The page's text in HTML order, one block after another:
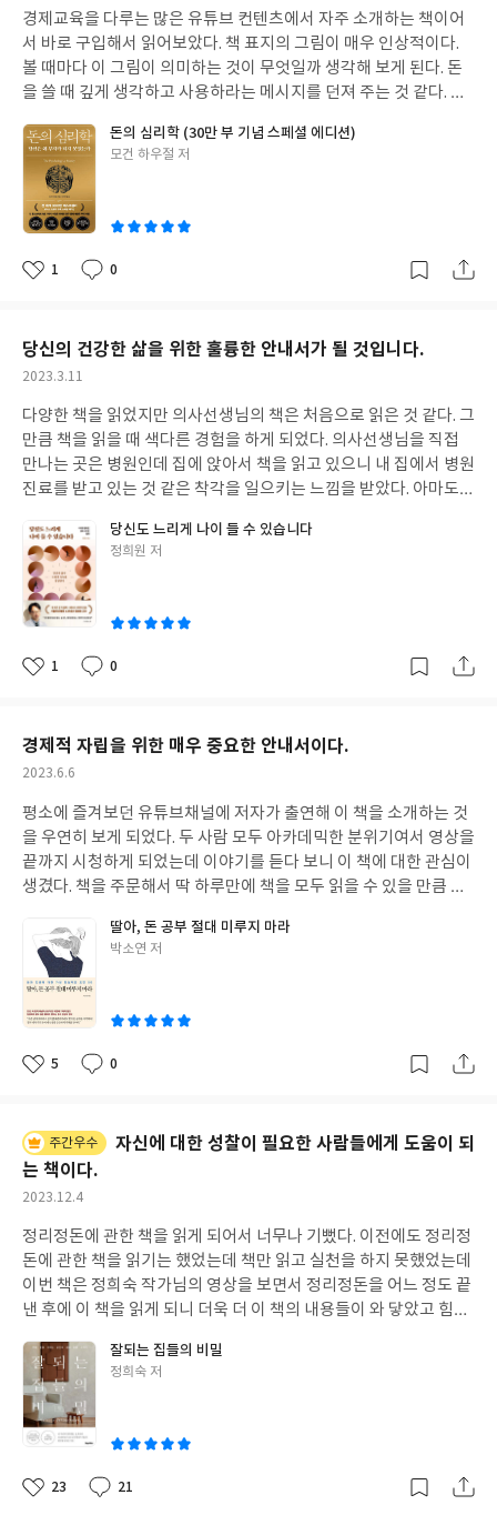
무엇보다 그 이전 세대보다는 현실적인 문제에 보다 더 정확하게 눈
을 뜨고 계산을 하고 있었던 것이다. 그도 그럴것이 이 세대가 자라
던 어린 시절은 우리나라의 자본주의가 자리를 잡고 있었던 바로 그
시기였기 때문에, 특히나 IMF에 청소년기를 보냈기 때문에 그 어느
때보다 경제적 측면에 대한 이해가 그 어떤 세대보다 중요한 요건이
었던 것이다. 이 책의 공저자 서현주 작가님이 교대를 다니던 시절인
2005년은 교대와 교사의 인기가 가장 절정이던 시기였고 그 이유는
이 책에도 나와있듯이 IMF이후 안정적인 직장으로 공무원과 특히,
여자에게는 교사라는 직업이 가장 각광을 받을 때이다. 이 무렵 대학
해오면서 계속해서 직장생활을 할 수 있었던 것은 '여자가 하기 좋
니던 시절 적성에 맞지 않아서 휴학했던 2년이 어쩌면 큰 도움이 된
것일 수도 있다. 아무리 생각해도 전교과를 다 다루어야 할 초등교사
나 심해서 이 직업이 나에게 맞는 것인지 심각하게 고민을 했던 시절
이었다. 지금이야 예체능 전담교사도 있고 디지털 수업자료나 에듀
테크 플랫폼이 너무나 일반화되었지만 그 시절은 인터넷이 없던 90
년대였다. 내가 근무한 26년을 쭉 되돌아보면 분명 교사라는 직업은
선망의 직업이었지만 지금은 그렇지 않다는 생각이 든다. 특히나,
후배 교사들을 보면 그들이 왜 힘들어 하는지 충분히 이해가 가기 때
문에 더 안타까울 뿐이다. 교직을 떠나는 '의원면직' 컨텐츠를 보면
교직이 더 이상 안전하지 않다고 인식하기 시작했다는 것이다. 교사
의 많은 업무중에서도 '돌봄'영역이 특히 부각되면서 수요자중심의
내리고 있다고 많은 사람들은 진단하고 있다. 이 책에서도 언급되었
부가가치가 높고 인간적인 고효율의 노동이이라고 말할 수 있다. 현
모님이든, 자식이든, 그 누구든 그 일을 천한 일이라고 생각할 수는
없을 것이다. 특히, 고령화사회에 접어든 오늘날, 돌봄의 문제와 돌
봄노동이 얼마나 소중하고 가치있는 일인지 누구나 다 이해할 수 있
는 일이다. 또한, 자본주의 사회에 걸맞지 않은 월급때문에 더이상
젊은 선생님들에게는 절대 간과할 수 없는 매우 중요한 문제라는 것
을 나도 안다. 절대적인 부족도 있지만 이 문제는 아마도 주변 사람
들과 비교했을 때 느껴지는 상대적 박탈감도 매우 클 것이다. 다른
직종에 있는 친한 친구들과 비교했을 때 느껴지는 허무함과 초라함
을 그저 인내하고 버티라고 감히 말할 수 없는 게 요즘 현실이다. 이
책을 끝까지 다 읽으며 든 느낌은 한 편의 무거운 사회적 이슈를 다
룬 탐사보도 프로그램 끝까지 다 본 그런 느낌이었다. 실제로 이 책
다. 서울에서 제주까지, 전국방방곡에서 열심히 살고 있는 여성들의
일상을 화면으로 본 듯하고 그들의 깊은 내면에 들어갔다 나온 느낌
이다. 심지어 각 개인의 과거부터 현재까지의 서사는 너무나 훌륭했
고 덕분에 나 자신도 나의 서사를 가만히 생각해보는 계기가 되었다.
여기에서 빠질 수 없는 것은 피, 땀, 눈물...이 시대를 살아가는 여성
들의 한 편의 분투기처럼 느껴졌다. 이제 난 어느새 50대 교사가 되
었고, 이제 30년차를 바라보는 워킹맘이다. 언제가부터 고령화와
은퇴와 연금에 관심을 가지게 되었고 우리나라의 잘못된 노후문제
힘들어 하는 후배교사들이 좀 더 힘을 냈으면 좋겠고 자신의 진로 탐
색에 좀 더 세심하게 접근할 수 있도록 사회시스템이 바뀌어야 한다
고 생각한다. 그 누구의 권유도 아닌 나 자신이 스스로 공부하고 선
택하는 삶을 사는 진정한 '자립'의 삶을 살아갈 때 모든 사람은 행복
할 수 있기 때문이다. 참고로, 초등학교 5~6학년 <실과> 교과가 지
우리는 '자립'을 위해 누군가의 돌봄을 받고 성장하고 공부를 하고
비한 후 정신을 차린 후 독하게 마음먹고 재테크에 성공한 후 경험담
을 글로 쓰기도 하는데 <할미언니>는 그런 시행착오를 거치지 않고
똑바로 정신을 차리고 '돈 공부'에 매진하여, 올림픽에서 금메달을
딴 10대 메달리스트처럼 누구보다 일찍 자산 형성의 괘도에 올랐다
서, 이 책을 많은 사람들이 읽었으면 좋겠다. 특히 20대, 30대 젊은
이들이 많이 읽었으면 좋겠다는 생각이 들었다. 이 책에 나와있는 수
많은 '돈공부'와 관련한 내용들을 초, 중, 고 학생들이 학교에서 배
우고 공부해서 사회에 나온다면 '젊은이들이 혼란에 빠지거나 돈 때
문에 큰 고통을 당하지 않아도 될텐데' 라는 생각을 해 보게 되었다.
작년에 내가 읽었던 책 중에서 '오십부터는 노후 걱정 없이 살아야
한다' 라는 책이 있었다. 책 제목을 보면서 아차! 하는 마음에 많이
어야 한다니 많이 당황스러웠다. 물론 그 윗 세대는 노후 준비조차도
하지 못하고 노후를 맞이했다고 하니 각 세대 별로 노후를 대비하는
작하고 인생의 불안이 사라졌다>를 읽어보니 작년에 읽었던 그 책
에 대한 화답의 책이 된 것 같아서 정말 반가웠고 읽는 내내 마음이
든든했다. 20대부터 노후 준비를 시작하여 30대를 맞이하고, 40대
를 거치면 50대는 어떤 일이 닥쳐도 불안해 하지 않고, "빗속에서도
춤을 출 수 있는 " 그런 마음, 그런 삶의 태도를 갖게 될 것이기 때문
이다. <에필로그 275쪽 참고> 우리는 조기 교육에 매우 일가견이 있
는 사회를 살아가고 있다. 그런데 이상하게 '경제 교육'은 조기 교육
은커녕 공교육에서 제대로 교육 받지 못하고 사회에 나오게 된다. 그
래서 부지런히 스스로 공부를 해야 한다. 그런 의미에서 이 책은 매
경제 교육에 관심을 가지고 있는 40대, 50대, 60대에게도 매우 유용
같다. 경제 교육도 뉴트로다. 근검 절약하고, 아끼고, 모으고, 현금
생활을 하면서 100세 시대가 된 미래를 준비해야 한다. 할미언니의
은 어떤 조건에도 끝내 건너가야 할 여행이다. 고민만 하다가 후회하
지 말고 자신을 믿어라!" 할미언니의 이 경쾌한 말을 믿고 자신의 인
생 길을 걷길 바라며 이 글을 마친다.
일
경제교육을 다루는 많은 유튜브 컨텐츠에서 자주 소개하는 책이어
서 바로 구입해서 읽어보았다. 책 표지의 그림이 매우 인상적이다.
볼 때마다 이 그림이 의미하는 것이 무엇일까 생각해 보게 된다. 돈
을 쓸 때 깊게 생각하고 사용하라는 메시지를 던져 주는 것 같다. 이
있는 것 같고 돈에 대한 심리적 접근이라는 면에서 이미 다른 책을
읽어 보았기 때문에 어렵지 않게, 재미있게 글을 읽을 수 있었다. 이
책을 읽으며 그동안 3년동안 경제공부, 돈 공부를 하면서 들었던 많
은 내용들이 아주 쉽고 이해하기 쉽도록 정리가 되어 있어서 여러가
지로 도움이 되었다. story1~story20의 내용 모두가 하나하나 꼭
필요한 것들이고 내가 미처 생각하지 못했던 것들을 명확하게 설명
절하게, 그렇지만 매우 객관적으로 왜 수많은 사람들이 돈에 대한
가치관이 다르고 입장이 이렇게도 다를수 밖에 없는지 자세히 설명
해준다. 우리는 살면서 다양한 세상의 원리를 접하고 배워나간다. 하
지만 돈만큼 사람들의 생각이 제각각이고 이렇게 서로 다르게 생각
하는 것이 있을까 할 정도로 돈은 복잡하다. 심지어 한 사람 개인에
게도 돈은 상황에 때라, 장소에 따라, 그날의 기분에 따라 다르게 생
각하는 걸 보면 정말 재미있기도 하고, 연구대상이 아닐 수 없다는
되고 삶을 살아가는데 이정표가 되어준다. 그리고 대부분 사람들은
공통된 생각과 행동규범을 갖게 되면서 한 사회의 일원으로 살아가
게 된다. 그런데 사람이 살아가는데 매우 중요하고 필요불가결한 돈
에 있어서 너무나 제각각의 생각을 갖고 살아가기 때문에 너무나 복
잡하고 이해하기 힘든 일이 벌어지고 그 어떤 경제학 지식을 가져다
가 해석을 하려해도 예측이 안되고 이해하기 힘든 일이 벌어지는 것
이다. 이것이 경제학이 어려운 이유일 것이다. 많은 사람들의 투자
이는 의사결정을 내릴 뿐이라고 저자는 말한다. 여기에서 우리는 돈
에 대한 공부, 즉 교육이 필요하다는 결론을 내리게 된다. 나만의 경
험을 토대로 어떤 결정을 했다가는 큰 낭패를 당할 수 있다. 그 대표
적인 예가 요즘 우리나라 60년대생이 직면하고 있는 은퇴에 관한 문
제일 것이다. 이미 미국처럼 다른 나라의 앞선 연금 제도를 공부했으
면 미리 대비를 할 수도 있었을 텐데 공부에 의존하지 않고, 경험에
의해 행동했기 때문에, 그때 그때 당면한 문제를 그 당시에 합리적
으로 보인다고 생각한 대로 행동했기 때문에 아무 준비없이 은퇴라
는 냉혹한 현실에 맞닥뜨리게 된 것이라고 생각한다. 돈에 대한 모두
의 경험이 다르기 때문에 모두의 의사결정이 다를 수 있지만 그래도
돈의 역사를 되짚어 보고 성공한 사람들의 스토리를 따라가다 보면
어떻게 해야 하는지 그 해답을 찾을 수 있다. 그래서 더욱 더 경제교
서 알 수 있듯이 돈과 관련한 아주 재미있고 다양한 사례들이 많이
투자 전략을 세우라고 강조한다. 돈에 있어서 가장 나쁜 것은 남과
비교하는 것이다. 이 책의 마지막 부분 더 알고 싶은 이야기에 <돈에
대한 이 같은 생각은 어떻게 형성된 걸까> 라는 대목이 나온다. 매우
겨준 부분이었다. 우리나라의 현대 소비자의 심리는 미국의 영향을
많이 받았을 것이고 미국인의 지출과 소비에 대한 역사를 공부해 보
는 것은 매우 의미가 있는 것 같다. 1945년 제2차 세계대전이 끝나
고 미국의 호황기를 맞이한 미국인들의 부에 대한 생각과 소비자 심
리가 매우 자세히 나와 있다. 자세히 읽다보면 우리나라 사람들이 1
980년대 후반기부터 호황기를 맞이한 이후 어떻게 부를 형성하고
소비를 하면서 현재에 이르렀는지 대충 감이 잡힌다. 남과 비교하며
남에게 뒤떨어지지 않기 위해 엄청한 소비를 하고 Wealth가 아닌
Rich를 과시하느라 많은 사람들이 고통받고 있다. 여기에 인터넷의
고 있는 꼴이다. 스페셜 부록 저자가 <나의 아이들에게 보내는 금융
돈의 심리학 (30만 부 기념 스페셜 에디션)
글
모건 하우절 저
좋
1
댓
0
작
당신의 건강한 삶을 위한 훌륭한 안내서가 될 것입니다.
작
일
2023.3.11
다양한 책을 읽었지만 의사선생님의 책은 처음으로 읽은 것 같다. 그
만큼 책을 읽을 때 색다른 경험을 하게 되었다. 의사선생님을 직접
만나는 곳은 병원인데 집에 앉아서 책을 읽고 있으니 내 집에서 병원
진료를 받고 있는 것 같은 착각을 일으키는 느낌을 받았다. 아마도
에 더 그런 느낌을 받은 것 같다. 책을 읽다보면 교수님의 음성이 들
리는 것처럼 편안하게 글을 읽는데 집중할 수 있었다. 어느새 50을
넘은 나이가 되다 보니 자연스럽게 건강에도 관심을 갖게 된다. 몇
년 전만 해도 건강에 관한 책을 추천 받아도 잘 읽지 않았는데 점점
관심사가 건강과 노후, 노년의 삶으로 옮겨가는 나 자신을 발견하게
된다. '당신도 느리게 나이 들 수 있습니다. ' 모든게 빠르게 변화하
같아 책을 읽는 내내 감사한 마음으로 책을 읽었다. 그리고 현재 노
년을 보내고 계시고 한 해 한 해 나이들어가시는 양가의 부모님을 보
면서 노년의 삶에 대해 깊이 생각해 보는 계기가 되었다. 이 책에서
는 4M이라고 칭하는 '이동성', '마음건강', '건강과 질병', '나에게
중요한 것'의 4가지 기둥과 내재역량을 자세히 설명하고 있다. 건강
한 삶을 위한 의학 지식 뿐만 아니라 삶의 가치관과 태도에 대해서도
다시 한 번 정리할 수 있도록 많은 도움을 주는 그런 책이다. 생애주
위해 가장 중요하고 기본적인 것이 '건강'이라는 것을 세삼스레 깨
닫게 되었다. 은퇴 후 삶을 위해 경제적 준비만 할 것이 아니라 미리
미리 건강이라는 자산과 내재역량을 차곡 차곡 잘 쌓도록 노력해야
당신도 느리게 나이 들 수 있습니다
글
정희원 저
좋
1
댓
0
작
경제적 자립을 위한 매우 중요한 안내서이다.
작
일
2023.6.6
평소에 즐겨보던 유튜브채널에 저자가 출연해 이 책을 소개하는 것
을 우연히 보게 되었다. 두 사람 모두 아카데믹한 분위기여서 영상을
끝까지 시청하게 되었는데 이야기를 듣다 보니 이 책에 대한 관심이
생겼다. 책을 주문해서 딱 하루만에 책을 모두 읽을 수 있을 만큼 쉽
에게 그 채널을 운영하는 이효석 애널리스트나 이 책의 저자인 박소
연 애널리스트의 대화를 듣다보니 부럽기도 하고 내가 이 분야에 갖
고 있지 않은 지식들, 즉 금융문맹이라는 사실이 나를 너무 초라하
게 만들기도 했다. 하지만 지금부터라도 열심히 공부하고 관심을 갖
다보면 나에게도 언젠가는 내가 원하는 만큼의 경제적 지식과 금융
에 대한 안목이 쌓일 것이라 믿고 열심히 공부 중이다. 그리고, 두 사
게 된 것은 3년 전 부터이고 경제교육, 즉 금융문맹을 퇴치하는 일이
현대사회를 살아가는 사람들에게 얼마나 중요한 일인지 몸소 깨닫
고 있는 중이다. 박소연 저자는 현직 애널리스트이다. 이 직업에 대
해서 아주 구체적으로 잘 알고 있는 것은 아니지만 금융시장에서 얼
마나 중요한 위치에 있는 직업인지는 알고 있다. 책에는 금융이나 경
제적 지식에 대한 내용이 주를 이루지만 대학을 졸업한 신입사원이
어엿한 업계의 간부가 되기까지 직장인으로서의 성공기도 담겨져
있는 것 같고 워킹맘으로서 살아가는 한 사람의 성장기도 담겨져 있
는 것도 공통점이었다. 그래서 글을 읽는 내내 더 공감이 잘 되고 내
가 살면서 경험했던 다양한 일들이 떠오르면서 나는 어떻게 인생을
살아왔나 반추해 보게 되었다. 저자는 40대 중반의 워킹맘이고 나는
50대 초반의 워킹맘이다. 대한민국에서 아이를 키우며 일을 하며 사
는 것이 얼마나 힘든 일인지, 그 중에서도 한 가정의 경제적 자립이
얼마나 중요한 지 온몸으로 느끼면 살아가고 있는 중이다. 솔직히,
코로나19가 시작된 2020년 전까지는 내가 이렇게 까지 경제에 문외
딸아, 돈 공부 절대 미루지 마라
글
박소연 저
좋
5
댓
0
작
주간우수
자신에 대한 성찰이 필요한 사람들에게 도움이 되
는 책이다.
작
일
2023.12.4
정리정돈에 관한 책을 읽게 되어서 너무나 기뻤다. 이전에도 정리정
돈에 관한 책을 읽기는 했었는데 책만 읽고 실천을 하지 못했었는데
이번 책은 정희숙 작가님의 영상을 보면서 정리정돈을 어느 정도 끝
낸 후에 이 책을 읽게 되니 더욱 더 이 책의 내용들이 와 닿았고 힘든
정리정돈은 정말 힘든 일인것 같다. 왜 그럴까 생각해보니, 정리정
돈을 제대로 배워본 적이 없기 때문이라는 결론을 내리게 되었다. 정
리정돈의 중요성은 누구나 알 것이다. 하지만 그 중요성만 안다고 실
천이 되는 것이 아니기 때문에 그 '정리정돈'을 어떻게 하는 것인지
그 방법을 가르쳐주고, 배우는 과정이 없이 그냥 그렇게 살면 제대
로 된 정리정돈을 할 수가 없게 된다. 여기에서도 교육의 중요성이
잘되는 집들의 비밀
글
정희숙 저
좋
23
댓
21
작